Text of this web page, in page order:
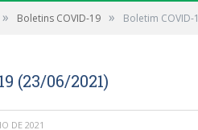
» Boletins COVID-19 » Boletim
(23/06/2021)
DE 2021